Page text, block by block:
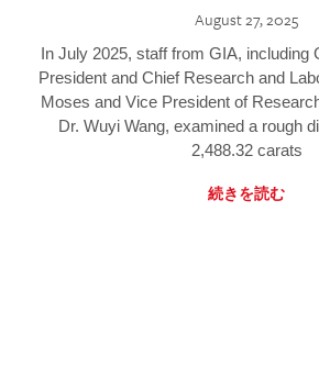
August 27, 2025
In July 2025, staff from GIA, including
President and Chief Research and
Moses and Vice President of
Dr. Wuyi Wang, examined a rough
2,488.32 carats
続きを読む